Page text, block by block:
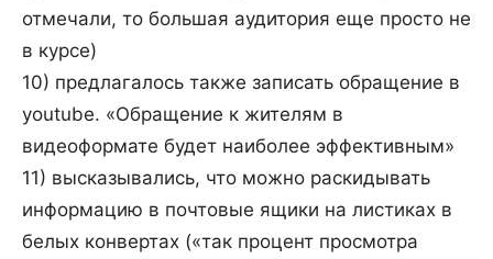
отмечали, то большая аудитория еще просто не
в курсе)
10) предлагалось также записать обращение в
youtube. «Обращение к жителям в
видеоформате будет наиболее эффективным»
11) высказывались, что можно раскидывать
информацию в почтовые ящики на листиках в
белых конвертах («так процент просмотра